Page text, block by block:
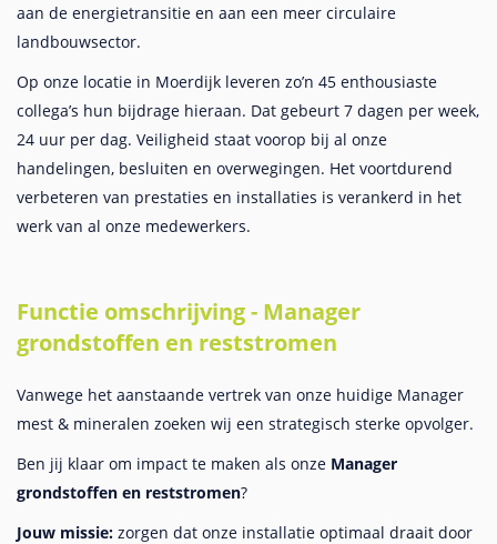
aan de energietransitie en aan een meer circulaire
landbouwsector.
Op onze locatie in Moerdijk leveren zo’n 45 enthousiaste
collega’s hun bijdrage hieraan. Dat gebeurt 7 dagen per week,
24 uur per dag. Veiligheid staat voorop bij al onze
handelingen, besluiten en overwegingen. Het voortdurend
verbeteren van prestaties en installaties is verankerd in het
werk van al onze medewerkers.
Functie omschrijving - Manager
grondstoffen en reststromen
Vanwege het aanstaande vertrek van onze huidige Manager
mest & mineralen zoeken wij een strategisch sterke opvolger.
Ben jij klaar om impact te maken als onze Manager
grondstoffen en reststromen?
Jouw missie: zorgen dat onze installatie optimaal draait door